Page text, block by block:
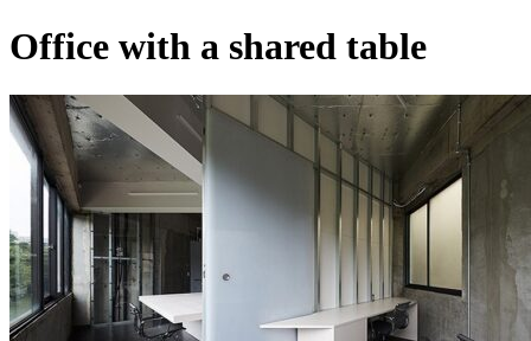
Office with a shared table